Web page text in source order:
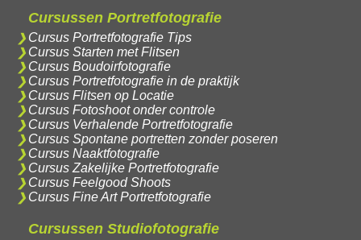
Cursussen Portretfotografie
Cursus Portretfotografie Tips
Cursus Starten met Flitsen
Cursus Boudoirfotografie
Cursus Portretfotografie in de praktijk
Cursus Flitsen op Locatie
Cursus Fotoshoot onder controle
Cursus Verhalende Portretfotografie
Cursus Spontane portretten zonder poseren
Cursus Naaktfotografie
Cursus Zakelijke Portretfotografie
Cursus Feelgood Shoots
Cursus Fine Art Portretfotografie
Cursussen Studiofotografie